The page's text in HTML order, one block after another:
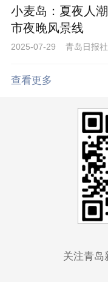
小麦岛：夏夜人
市夜晚风景线
2025-07-29 青岛日报社
查看更多
关注青岛